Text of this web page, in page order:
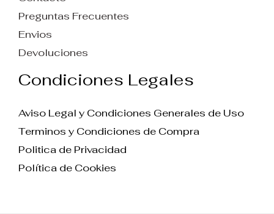
Preguntas Frecuentes
Envios
Devoluciones
Condiciones Legales
Aviso Legal y Condiciones Generales de Uso
Terminos y Condiciones de Compra
Politica de Privacidad
Política de Cookies